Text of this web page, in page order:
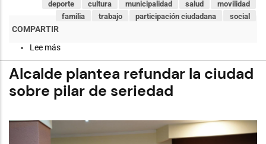
movilidad
salud
municipalidad
cultura
deporte
social
participación ciudadana
trabajo
familia
Lee más
rinde
homenaje
a
su
Daniel
Alcalde plantea refundar la ciudad
sobre pilar de seriedad